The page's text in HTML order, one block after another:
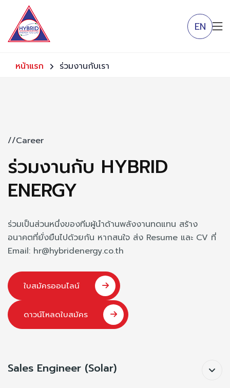
EN
หน้าแรก ร่วมงานกับเรา
//Career
ร่วมงานกับ HYBRID
ENERGY
ร่วมเป็นส่วนหนึ่งของทีมผู้นำด้านพลังงานทดแทน สร้าง
อนาคตที่ยั่งยืนไปด้วยกัน หากสนใจ ส่ง Resume และ CV ที่
Email: hr@hybridenergy.co.th
ใบสมัครออนไลน์
ดาวน์โหลดใบสมัคร
Sales Engineer (Solar)